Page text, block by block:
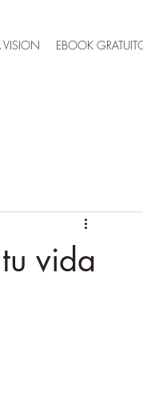
VISION EBOOK
vida